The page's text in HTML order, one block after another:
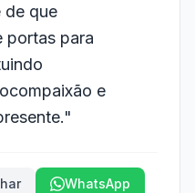
de que
portas para
e
WhatsApp